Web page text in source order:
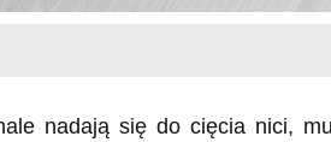
nadają się do cięcia nici,